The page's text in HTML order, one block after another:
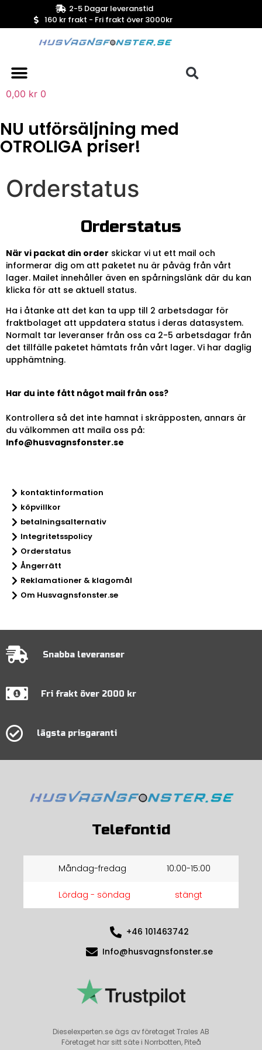
2-5 Dagar leveranstid
160 kr frakt - Fri frakt över 3000kr
0,00 kr 0
NU utförsäljning med
OTROLIGA priser!
Orderstatus
Orderstatus
När vi packat din order skickar vi ut ett mail och
informerar dig om att paketet nu är påväg från vårt
lager. Mailet innehåller även en spårningslänk där du kan
klicka för att se aktuell status.
Ha i åtanke att det kan ta upp till 2 arbetsdagar för
fraktbolaget att uppdatera status i deras datasystem.
Normalt tar leveranser från oss ca 2-5 arbetsdagar från
det tillfälle paketet hämtats från vårt lager. Vi har daglig
upphämtning.
Har du inte fått något mail från oss?
Kontrollera så det inte hamnat i skräpposten, annars är
du välkommen att maila oss på:
Info@husvagnsfonster.se
kontaktinformation
köpvillkor
betalningsalternativ
Integritetsspolicy
Orderstatus
Ångerrätt
Reklamationer & klagomål
Om Husvagnsfonster.se
Snabba leveranser
Fri frakt över 2000 kr
lägsta prisgaranti
Telefontid
Måndag-fredag 10:00-15:00
Lördag - söndag stängt
+46 101463742
Info@husvagnsfonster.se
Dieselexperten.se ägs av företaget Trales AB
Företaget har sitt säte i Norrbotten, Piteå